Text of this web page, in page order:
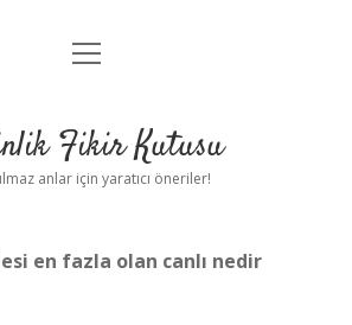
Anasayfa
Yasal Uyarı
menüyü
Fikir Kutusu
anlar için yaratıcı öneriler!
en fazla olan canlı nedir